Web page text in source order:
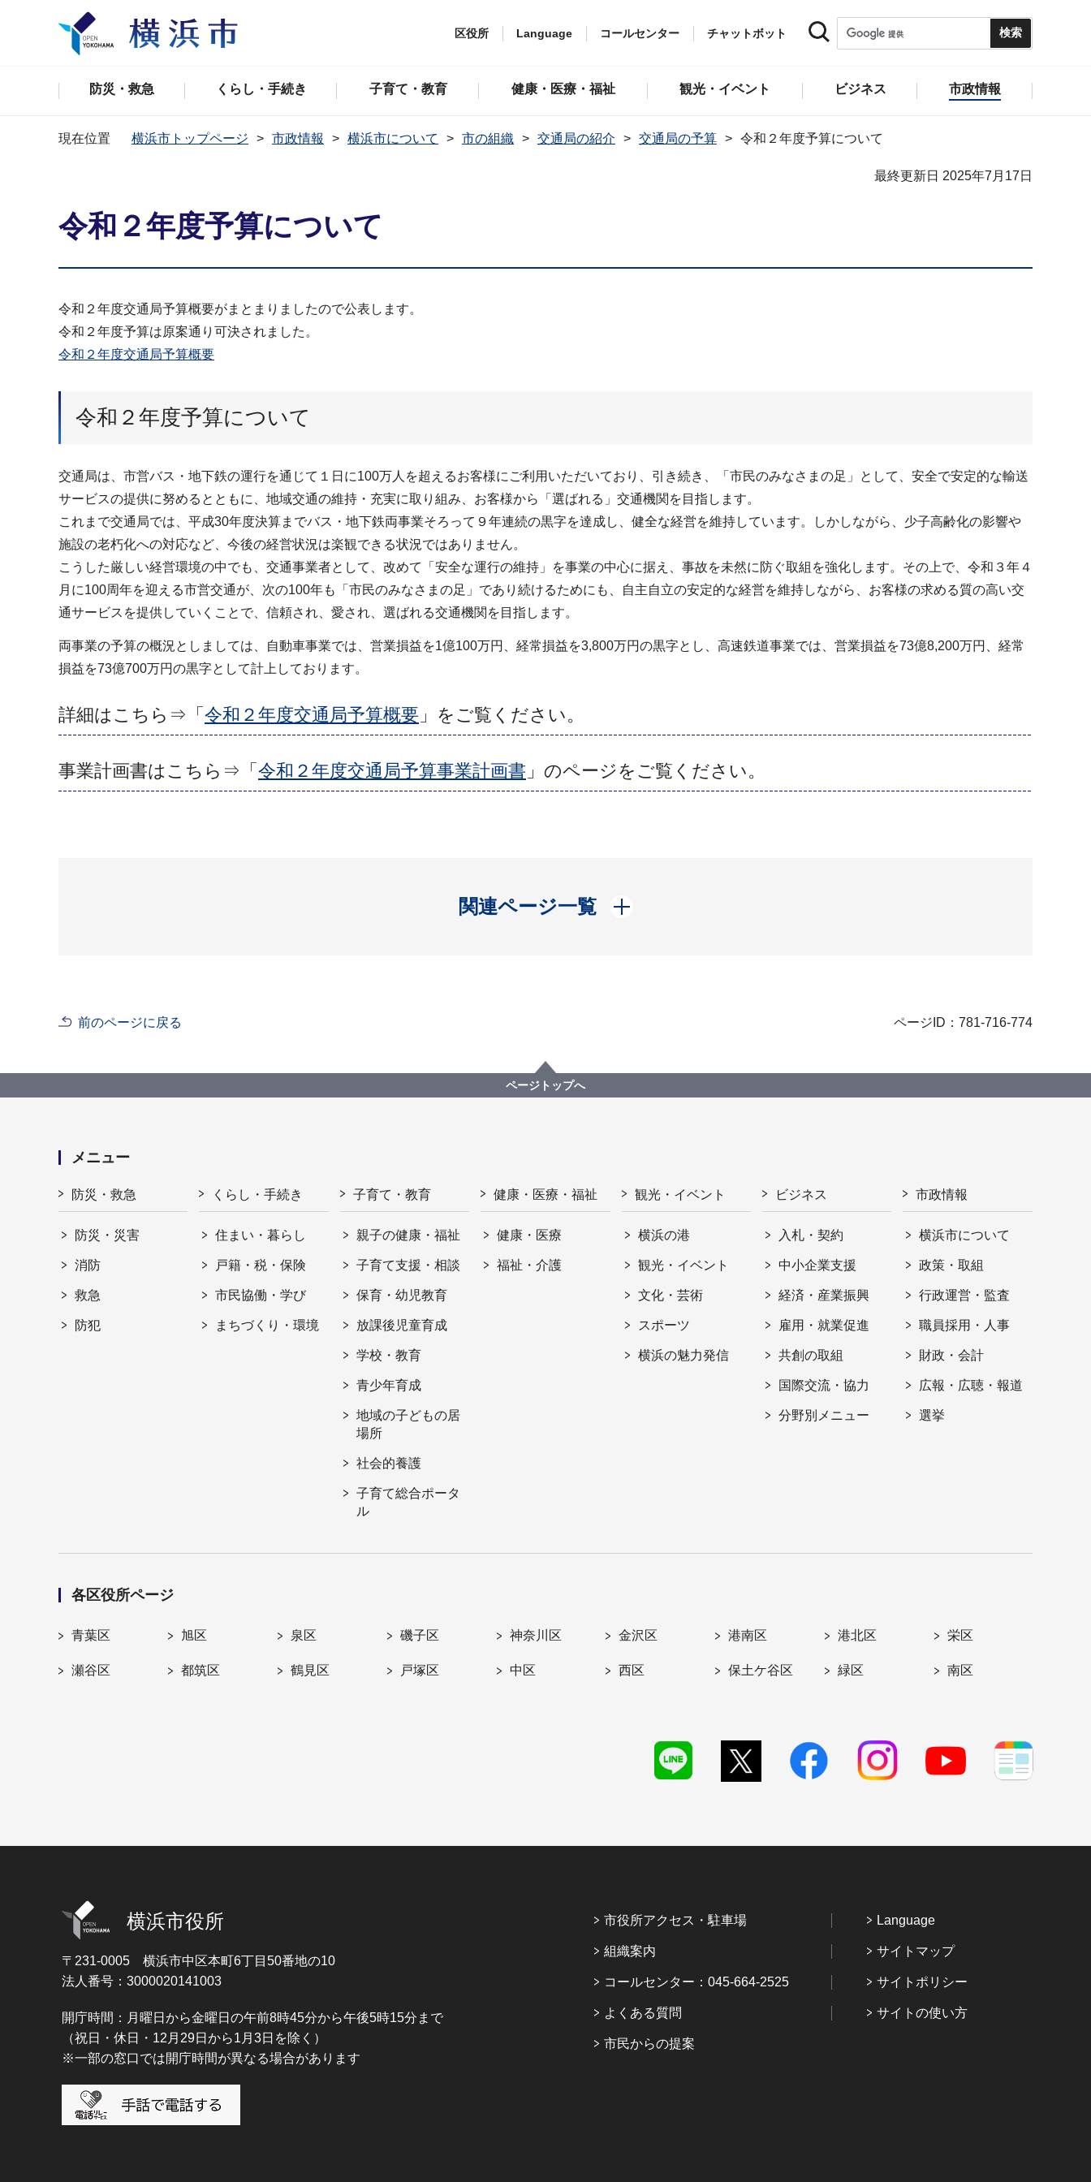
区役所 Language コールセンター チャットボット
防災・救急 くらし・手続き 子育て・教育 健康・医療・福祉 観光・イベント ビジネス 市政情報
現在位置 横浜市トップページ 市政情報 横浜市について 市の組織 交通局の紹介 交通局の予算 令和２年度予算について
最終更新日 2025年7月17日
令和２年度予算について
令和２年度交通局予算概要がまとまりましたので公表します。
令和２年度予算は原案通り可決されました。
令和２年度交通局予算概要
令和２年度予算について
交通局は、市営バス・地下鉄の運行を通じて１日に100万人を超えるお客様にご利用いただいており、引き続き、「市民のみなさまの足」として、安全で安定的な輸送
サービスの提供に努めるとともに、地域交通の維持・充実に取り組み、お客様から「選ばれる」交通機関を目指します。
これまで交通局では、平成30年度決算までバス・地下鉄両事業そろって９年連続の黒字を達成し、健全な経営を維持しています。しかしながら、少子高齢化の影響や
施設の老朽化への対応など、今後の経営状況は楽観できる状況ではありません。
こうした厳しい経営環境の中でも、交通事業者として、改めて「安全な運行の維持」を事業の中心に据え、事故を未然に防ぐ取組を強化します。その上で、令和３年４
月に100周年を迎える市営交通が、次の100年も「市民のみなさまの足」であり続けるためにも、自主自立の安定的な経営を維持しながら、お客様の求める質の高い交
通サービスを提供していくことで、信頼され、愛され、選ばれる交通機関を目指します。
両事業の予算の概況としましては、自動車事業では、営業損益を1億100万円、経常損益を3,800万円の黒字とし、高速鉄道事業では、営業損益を73億8,200万円、経常
損益を73億700万円の黒字として計上しております。
詳細はこちら⇒「 令和２年度交通局予算概要 」をご覧ください。
事業計画書はこちら⇒「 令和２年度交通局予算事業計画書 」のページをご覧ください。
関連ページ一覧
開く
前のページに戻る ページID：781-716-774
ページトップへ
メニュー
防災・救急
防災・災害
消防
救急
防犯
くらし・手続き
住まい・暮らし
戸籍・税・保険
市民協働・学び
まちづくり・環境
子育て・教育
親子の健康・福祉
子育て支援・相談
保育・幼児教育
放課後児童育成
学校・教育
青少年育成
地域の子どもの居
場所
社会的養護
子育て総合ポータ
ル
健康・医療・福祉
健康・医療
福祉・介護
観光・イベント
横浜の港
観光・イベント
文化・芸術
スポーツ
横浜の魅力発信
ビジネス
入札・契約
中小企業支援
経済・産業振興
雇用・就業促進
共創の取組
国際交流・協力
分野別メニュー
市政情報
横浜市について
政策・取組
行政運営・監査
職員採用・人事
財政・会計
広報・広聴・報道
選挙
各区役所ページ
青葉区 旭区 泉区 磯子区 神奈川区 金沢区 港南区 港北区 栄区
瀬谷区 都筑区 鶴見区 戸塚区 中区 西区 保土ケ谷区 緑区 南区
横浜市役所
〒231-0005 横浜市中区本町6丁目50番地の10
法人番号：3000020141003
開庁時間：月曜日から金曜日の午前8時45分から午後5時15分まで
（祝日・休日・12月29日から1月3日を除く）
※一部の窓口では開庁時間が異なる場合があります
市役所アクセス・駐車場
組織案内
コールセンター：045-664-2525
よくある質問
市民からの提案
Language
サイトマップ
サイトポリシー
サイトの使い方